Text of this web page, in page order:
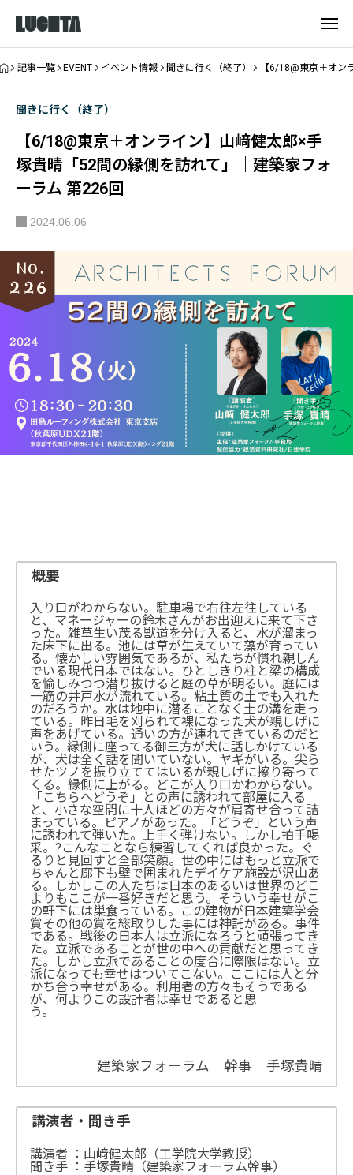
記事一覧 EVENT イベント情報 聞きに行く（終了） 【6/18@東京＋オ
聞きに行く（終了）
【6/18@東京＋オンライン】山﨑健太郎×手
塚貴晴「52間の縁側を訪れて」｜建築家フォ
ーラム 第226回
2024.06.06
概要
入り口がわからない。駐車場で右往左往している
と、マネージャーの鈴木さんがお出迎えに来て下さ
った。雑草生い茂る獣道を分け入ると、水が溜まっ
た床下に出る。池には草が生えていて藻が育ってい
る。懐かしい雰囲気であるが、私たちが慣れ親しん
でいる現代日本ではない。ひとしきり柱と梁の構成
を愉しみつつ潜り抜けると庭の草が明るい。庭には
一筋の井戸水が流れている。粘土質の土でも入れた
のだろうか。水は地中に潜ることなく土の溝を走っ
ている。昨日毛を刈られて裸になった犬が親しげに
声をあげている。通いの方が連れてきているのだと
いう。縁側に座ってる御三方が犬に話しかけている
が、犬は全く話を聞いていない。ヤギがいる。尖ら
せたツノを振り立ててはいるが親しげに擦り寄って
くる。縁側に上がる。どこが入り口かわからない。
「こちらへどうぞ」との声に誘われて部屋に入る
と、小さな空間に十人ほどの方々が肩寄せ合って詰
まっている。ピアノがあった。「どうぞ」という声
に誘われて弾いた。上手く弾けない。しかし拍手喝
采。?こんなことなら練習してくれば良かった。ぐ
るりと見回すと全部笑顔。世の中にはもっと立派で
ちゃんと廊下も壁で囲まれたデイケア施設が沢山あ
る。しかしこの人たちは日本のあるいは世界のどこ
よりもここが一番好きだと思う。そういう幸せがこ
の軒下には巣食っている。この建物が日本建築学会
賞その他の賞を総取りした事には神託がある。事件
である。戦後の日本人は立派になろうと頑張ってき
た。立派であることが世の中への貢献だと思ってき
た。しかし立派であることの度合に際限はない。立
派になっても幸せはついてこない。ここには人と分
かち合う幸せがある。利用者の方々もそうである
が、何よりこの設計者は幸せであると思
う。
建築家フォーラム 幹事 手塚貴晴
講演者・聞き手
講演者 ：山﨑健太郎（工学院大学教授）
聞き手 ：手塚貴晴（建築家フォーラム幹事）